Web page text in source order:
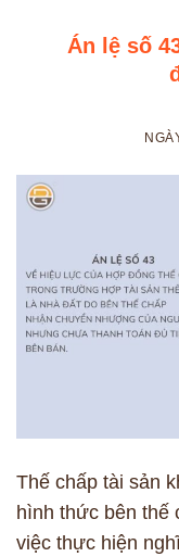
Án lệ số
Thế chấp tài sản
hình thức bên thế
việc thực hiện